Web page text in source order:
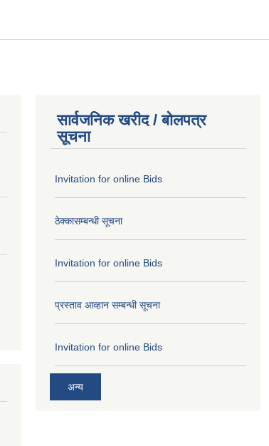
सार्वजनिक खरीद / बोलपत्र
सूचना
Invitation for online Bids
ठेक्कासम्बन्धी सूचना
Invitation for online Bids
प्रस्ताव आव्हान सम्बन्धी सूचना
Invitation for online Bids
अन्य